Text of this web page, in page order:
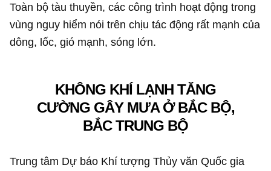
Toàn bộ tàu thuyền, các công trình hoạt động trong
vùng nguy hiểm nói trên chịu tác động rất mạnh của
dông, lốc, gió mạnh, sóng lớn.
KHÔNG KHÍ LẠNH TĂNG
CƯỜNG GÂY MƯA Ở BẮC BỘ,
BẮC TRUNG BỘ
Trung tâm Dự báo Khí tượng Thủy văn Quốc gia